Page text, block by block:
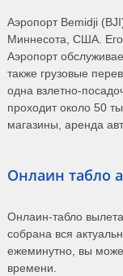
Аэропорт Bemidji
Миннесота, США.
Аэропорт
также грузовые
одна взлетно-
проходит около 50
магазины, аренда
Онлаин табло
Онлаин-табло
собрана вся
ежеминутно, вы
времени.